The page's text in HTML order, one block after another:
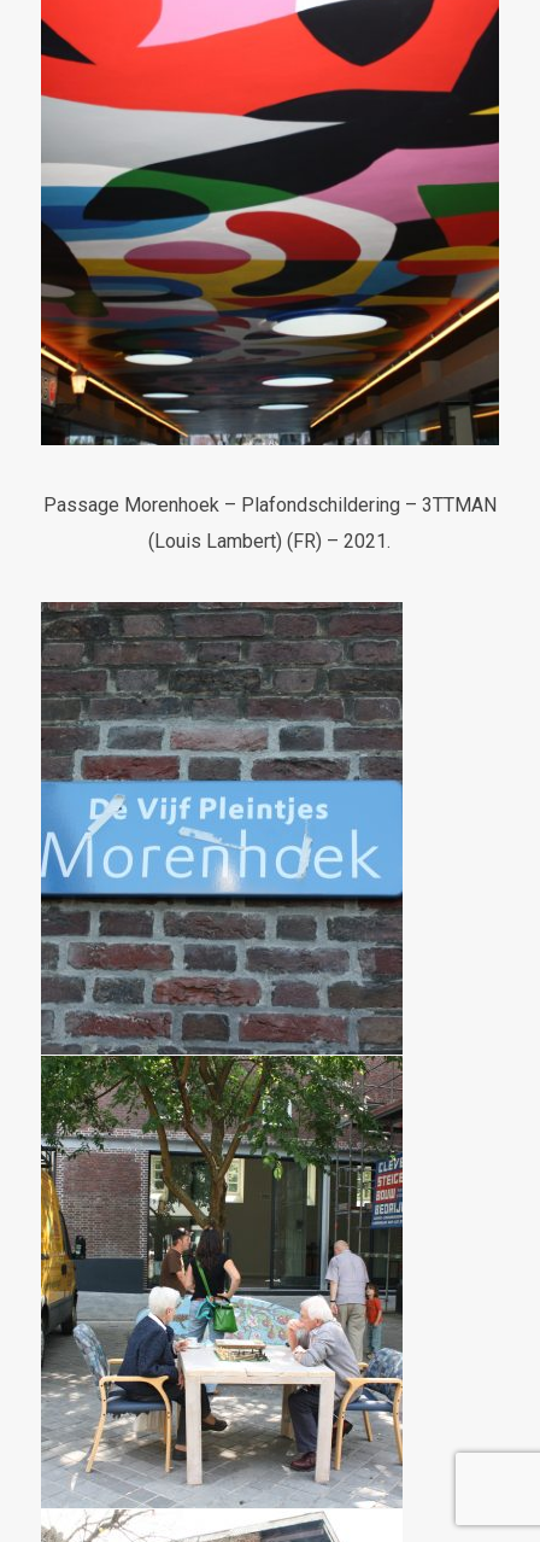
Passage Morenhoek – Plafondschildering – 3TTMAN
(Louis Lambert) (FR) – 2021.